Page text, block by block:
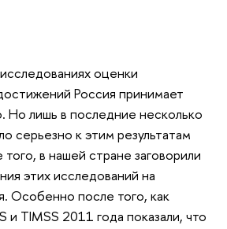
оценки
Россия принимает
Но лишь в последние несколько
серьезно к этим результатам
в нашей стране заговорили
этих исследований на
Особенно после того, как
и TIMSS 2011 года показали, что